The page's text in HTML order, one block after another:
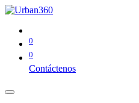
0
0
Contáctenos